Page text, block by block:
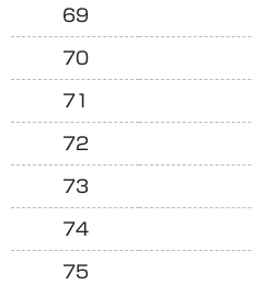
69
70
71
72
73
74
75